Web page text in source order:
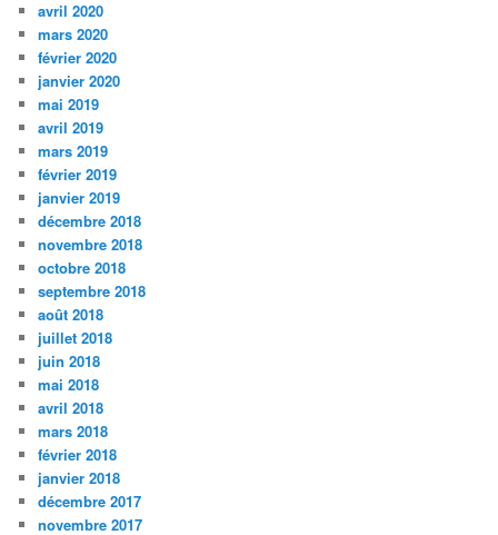
avril 2020
mars 2020
février 2020
janvier 2020
mai 2019
avril 2019
mars 2019
février 2019
janvier 2019
décembre 2018
novembre 2018
octobre 2018
septembre 2018
août 2018
juillet 2018
juin 2018
mai 2018
avril 2018
mars 2018
février 2018
janvier 2018
décembre 2017
novembre 2017